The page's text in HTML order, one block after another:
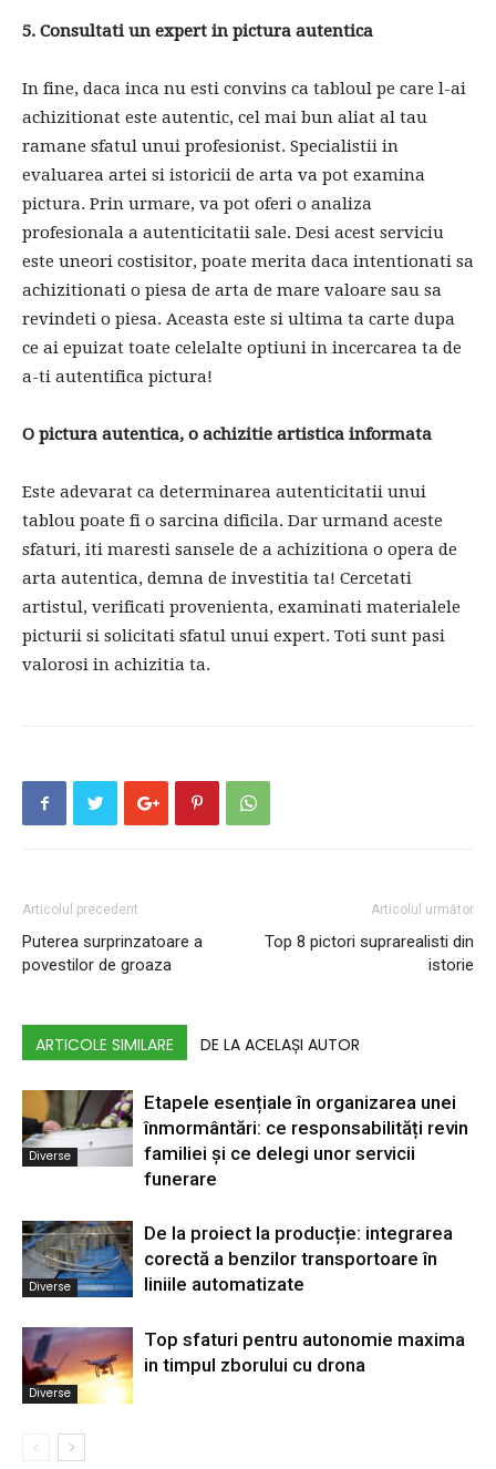
5. Consultati un expert in pictura autentica
In fine, daca inca nu esti convins ca tabloul pe care l-ai
achizitionat este autentic, cel mai bun aliat al tau
ramane sfatul unui profesionist. Specialistii in
evaluarea artei si istoricii de arta va pot examina
pictura. Prin urmare, va pot oferi o analiza
profesionala a autenticitatii sale. Desi acest serviciu
este uneori costisitor, poate merita daca intentionati sa
achizitionati o piesa de arta de mare valoare sau sa
revindeti o piesa. Aceasta este si ultima ta carte dupa
ce ai epuizat toate celelalte optiuni in incercarea ta de
a-ti autentifica pictura!
O pictura autentica, o achizitie artistica informata
Este adevarat ca determinarea autenticitatii unui
tablou poate fi o sarcina dificila. Dar urmand aceste
sfaturi, iti maresti sansele de a achizitiona o opera de
arta autentica, demna de investitia ta! Cercetati
artistul, verificati provenienta, examinati materialele
picturii si solicitati sfatul unui expert. Toti sunt pasi
valorosi in achizitia ta.
Articolul precedent
Puterea surprinzatoare a
povestilor de groaza
Articolul următor
Top 8 pictori suprarealisti din
istorie
ARTICOLE SIMILARE DE LA ACELAȘI AUTOR
Diverse
Etapele esențiale în organizarea unei
înmormântări: ce responsabilități revin
familiei și ce delegi unor servicii
funerare
Diverse
De la proiect la producție: integrarea
corectă a benzilor transportoare în
liniile automatizate
Diverse
Top sfaturi pentru autonomie maxima
in timpul zborului cu drona